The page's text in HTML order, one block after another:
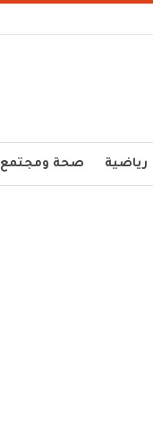
رياضية صحة ومجتمع